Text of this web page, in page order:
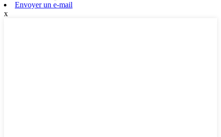
Envoyer un e-mail
x